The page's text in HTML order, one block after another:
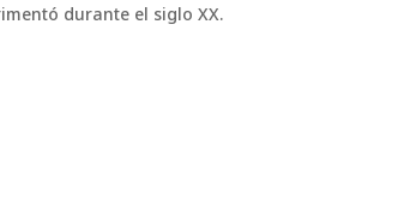
durante el siglo XX.